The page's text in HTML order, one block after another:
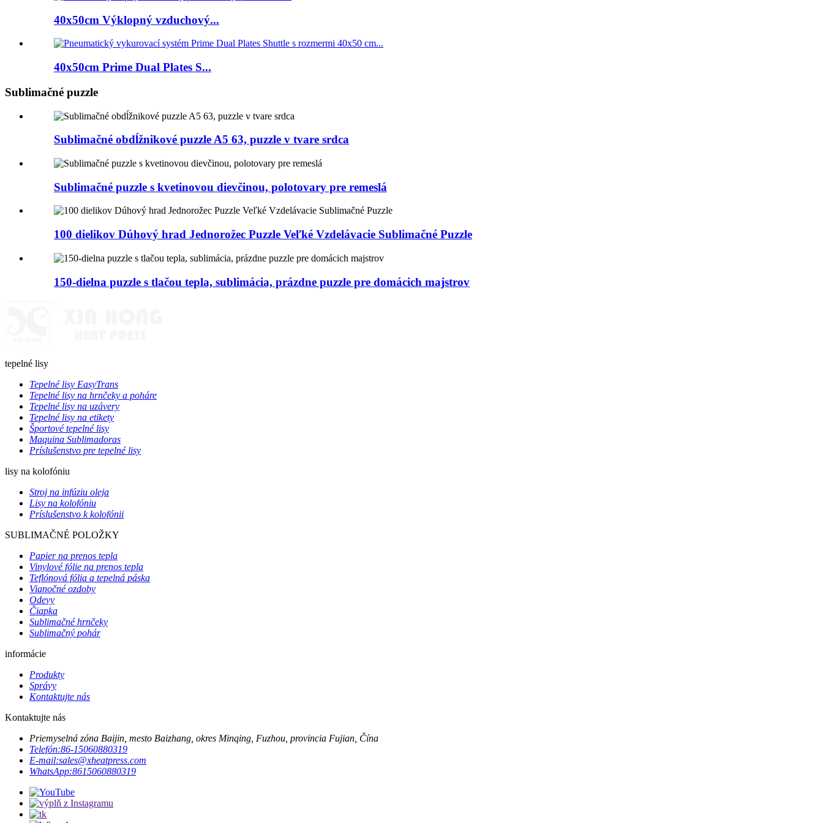
40x50cm Výklopný vzduchový...
40x50cm Prime Dual Plates S...
Sublimačné puzzle
Sublimačné obdĺžnikové puzzle A5 63, puzzle v tvare srdca
Sublimačné puzzle s kvetinovou dievčinou, polotovary pre remeslá
100 dielikov Dúhový hrad Jednorožec Puzzle Veľké Vzdelávacie Sublimačné Puzzle
150-dielna puzzle s tlačou tepla, sublimácia, prázdne puzzle pre domácich majstrov
tepelné lisy
Tepelné lisy EasyTrans
Tepelné lisy na hrnčeky a poháre
Tepelné lisy na uzávery
Tepelné lisy na etikety
Športové tepelné lisy
Maquina Sublimadoras
Príslušenstvo pre tepelné lisy
lisy na kolofóniu
Stroj na infúziu oleja
Lisy na kolofóniu
Príslušenstvo k kolofónii
SUBLIMAČNÉ POLOŽKY
Papier na prenos tepla
Vinylové fólie na prenos tepla
Teflónová fólia a tepelná páska
Vianočné ozdoby
Odevy
Čiapka
Sublimačné hrnčeky
Sublimačný pohár
informácie
Produkty
Správy
Kontaktujte nás
Kontaktujte nás
Priemyselná zóna Baijin, mesto Baizhang, okres Minqing, Fuzhou, provincia Fujian, Čína
Telefón:86-15060880319
E-mail:sales@xheatpress.com
WhatsApp:8615060880319